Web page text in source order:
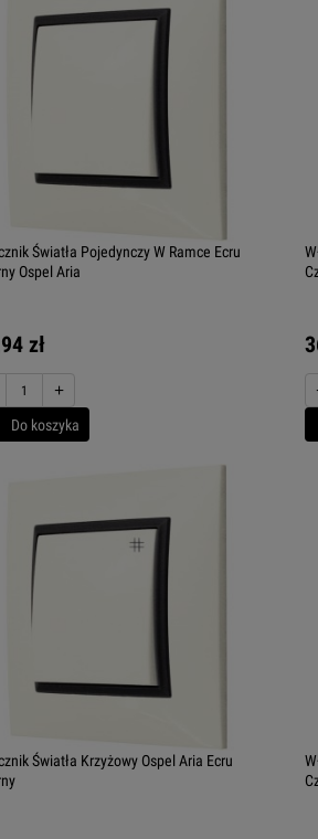
Światła Pojedynczy W Ramce Ecru
Ospel Aria
zł
+
Do koszyka
Światła Krzyżowy Ospel Aria Ecru